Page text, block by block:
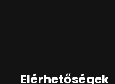
Elérhetőségek